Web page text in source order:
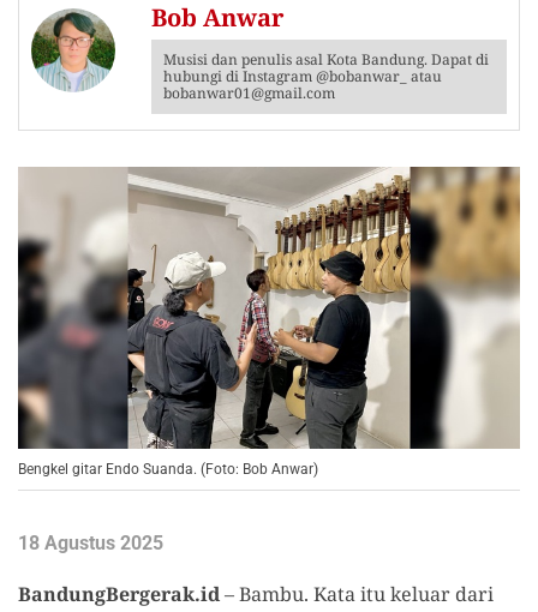
Bob Anwar
Musisi dan penulis asal Kota Bandung. Dapat di
hubungi di Instagram @bobanwar_ atau
bobanwar01@gmail.com
Bengkel gitar Endo Suanda. (Foto: Bob Anwar)
18 Agustus 2025
BandungBergerak.id– Bambu. Kata itu keluar dari